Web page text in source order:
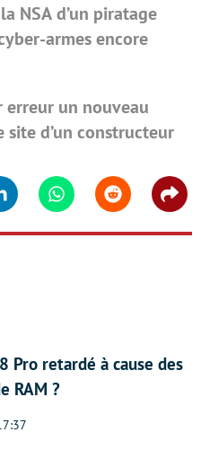
NSA d’un piratage
armes encore
erreur un nouveau
site d’un constructeur
WhatsappReddit
Pro retardé à cause des
RAM ?